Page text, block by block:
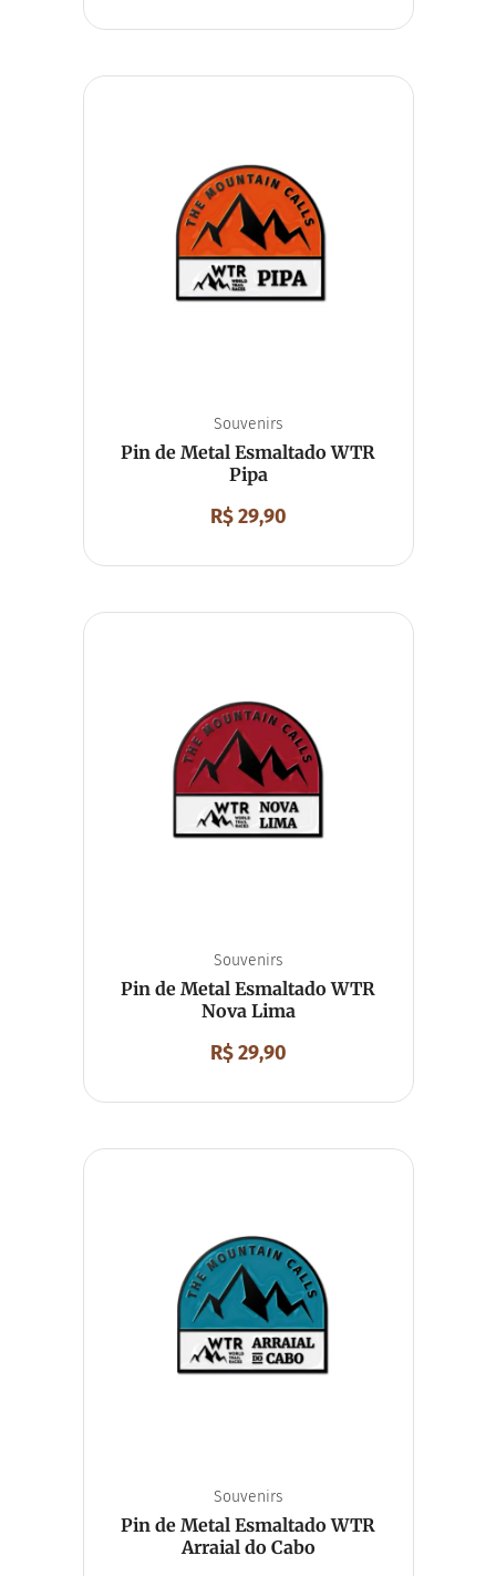
Souvenirs
Pin de Metal Esmaltado WTR
Pipa
R$29,90
Souvenirs
Pin de Metal Esmaltado WTR
Nova Lima
R$29,90
Souvenirs
Pin de Metal Esmaltado WTR
Arraial do Cabo